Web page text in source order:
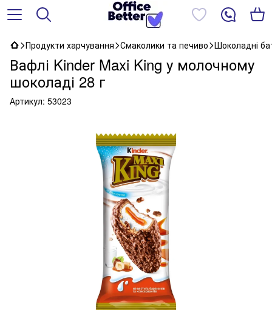
Продукти харчування Смаколики та печиво Шоколадні
Вафлі Kinder Maxi King у молочному
шоколаді 28 г
Артикул: 53023